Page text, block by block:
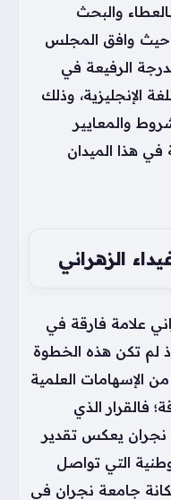
والبحث
حيث وافق المجلس
الرفيعة في
وذلك
والمعايير
في هذا الميدان
الزهراني
علامة فارقة في
لم تكن هذه الخطوة
الإسهامات العلمية
فالقرار الذي
يعكس تقدير
التي تواصل
جامعة نجران في